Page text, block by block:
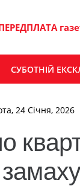
СУБОТНІЙ
24 Січня, 2026